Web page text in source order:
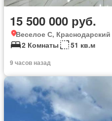
15 500 000 руб.
Веселое С,
2 Комнаты
51 кв.м
9 часов назад